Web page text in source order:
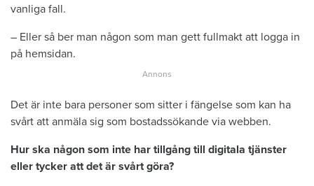
vanliga fall.
– Eller så ber man någon som man gett fullmakt att logga in
på hemsidan.
Det är inte bara personer som sitter i fängelse som kan ha
svårt att anmäla sig som bostadssökande via webben.
Hur ska någon som inte har tillgång till digitala tjänster
eller tycker att det är svårt göra?